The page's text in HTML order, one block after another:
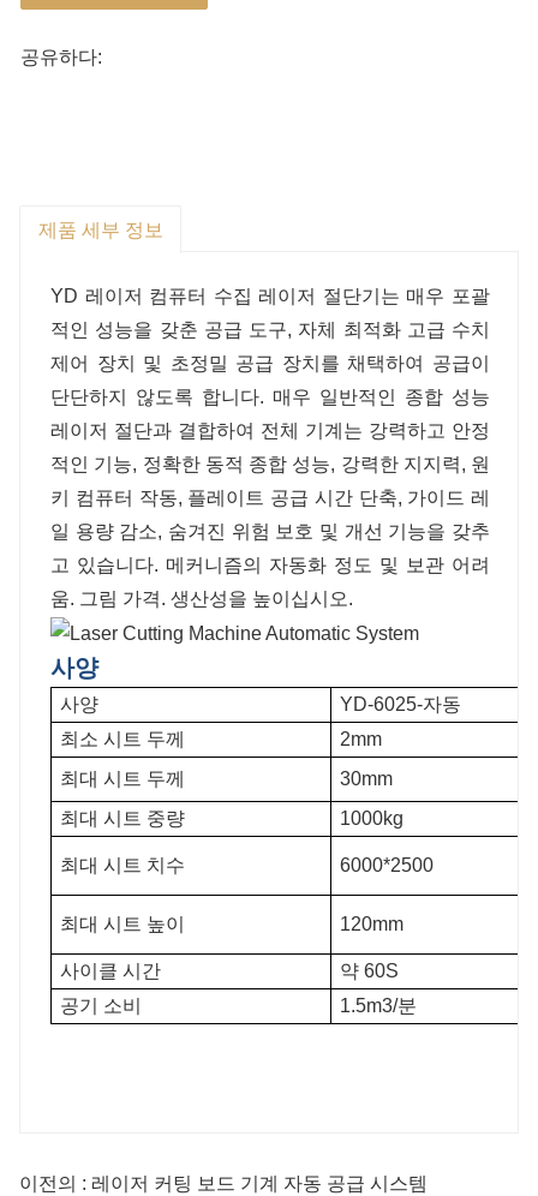
수 있습니다. 독립적인 연구 개발 설계로 일부 고객의
공유하다:
제품 세부 정보
YD 레이저 컴퓨터 수집 레이저 절단기는 매우 포괄
적인 성능을 갖춘 공급 도구, 자체 최적화 고급 수치
제어 장치 및 초정밀 공급 장치를 채택하여 공급이
단단하지 않도록 합니다. 매우 일반적인 종합 성능
레이저 절단과 결합하여 전체 기계는 강력하고 안정
적인 기능, 정확한 동적 종합 성능, 강력한 지지력, 원
키 컴퓨터 작동, 플레이트 공급 시간 단축, 가이드 레
일 용량 감소, 숨겨진 위험 보호 및 개선 기능을 갖추
고 있습니다. 메커니즘의 자동화 정도 및 보관 어려
움. 그림 가격. 생산성을 높이십시오.
사양
사양
YD-6025-자동
최소 시트 두께
2mm
최대 시트 두께
30mm
최대 시트 중량
1000kg
최대 시트 치수 6000*2500
최대 시트 높이 120mm
사이클 시간
약 60S
공기 소비
1.5m3/분
이전의 : 레이저 커팅 보드 기계 자동 공급 시스템